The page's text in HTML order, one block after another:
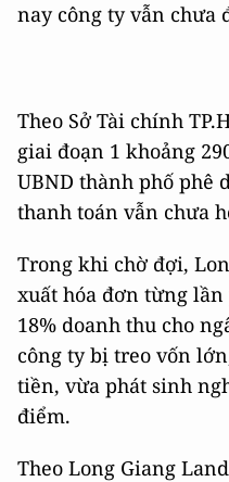
nay công ty vẫn chưa
Theo Sở Tài chính
giai đoạn 1 khoảng
UBND thành phố phê
thanh toán vẫn chưa
Trong khi chờ đợi,
xuất hóa đơn từng
18% doanh thu cho
công ty bị treo vốn
tiền, vừa phát sinh
điểm.
Theo Long Giang